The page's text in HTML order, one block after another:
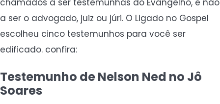
chamados a ser testemunhas do Evangelho, e não
a ser o advogado, juiz ou júri. O Ligado no Gospel
escolheu cinco testemunhos para você ser
edificado. confira:
Testemunho de Nelson Ned no Jô
Soares